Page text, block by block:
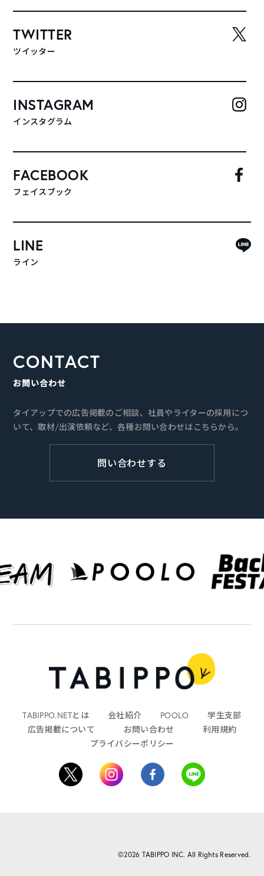
TWITTER
ツイッター
INSTAGRAM
インスタグラム
FACEBOOK
フェイスブック
LINE
ライン
CONTACT
お問い合わせ
タイアップでの広告掲載のご相談、社員やライターの採用につ
いて、取材/出演依頼など、各種お問い合わせはこちらから。
問い合わせする
TABIPPO.NETとは 会社紹介 POOLO
学生支部
広告掲載について
お問い合わせ
利用規約
プライバシーポリシー
©2026 TABIPPO INC. All Rights Reserved.